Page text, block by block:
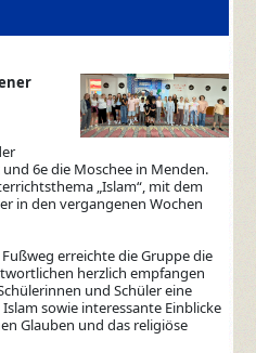
6e die Moschee in Menden.
„Islam“, mit dem
in den vergangenen Wochen
erreichte die Gruppe die
herzlich empfangen
und Schüler eine
sowie interessante Einblicke
Glauben und das religiöse